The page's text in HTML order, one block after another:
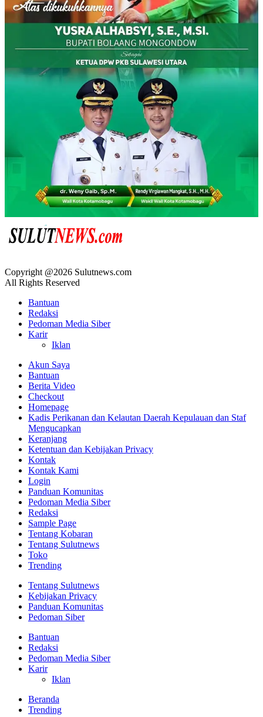
Copyright @2026 Sulutnews.com
All Rights Reserved
Bantuan
Redaksi
Pedoman Media Siber
Karir
Iklan
Akun Saya
Bantuan
Berita Video
Checkout
Homepage
Kadis Perikanan dan Kelautan Daerah Kepulauan dan Staf
Mengucapkan
Keranjang
Ketentuan dan Kebijakan Privacy
Kontak
Kontak Kami
Login
Panduan Komunitas
Pedoman Media Siber
Redaksi
Sample Page
Tentang Kobaran
Tentang Sulutnews
Toko
Trending
Tentang Sulutnews
Kebijakan Privacy
Panduan Komunitas
Pedoman Siber
Bantuan
Redaksi
Pedoman Media Siber
Karir
Iklan
Beranda
Trending